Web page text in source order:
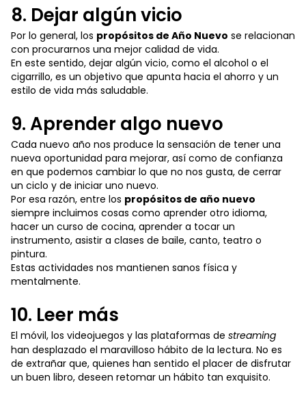
8. Dejar algún vicio
Por lo general, los propósitos de Año Nuevo se relacionan
con procurarnos una mejor calidad de vida.
En este sentido, dejar algún vicio, como el alcohol o el
cigarrillo, es un objetivo que apunta hacia el ahorro y un
estilo de vida más saludable.
9. Aprender algo nuevo
Cada nuevo año nos produce la sensación de tener una
nueva oportunidad para mejorar, así como de confianza
en que podemos cambiar lo que no nos gusta, de cerrar
un ciclo y de iniciar uno nuevo.
Por esa razón, entre los propósitos de año nuevo
siempre incluimos cosas como aprender otro idioma,
hacer un curso de cocina, aprender a tocar un
instrumento, asistir a clases de baile, canto, teatro o
pintura.
Estas actividades nos mantienen sanos física y
mentalmente.
10. Leer más
El móvil, los videojuegos y las plataformas de streaming
han desplazado el maravilloso hábito de la lectura. No es
de extrañar que, quienes han sentido el placer de disfrutar
un buen libro, deseen retomar un hábito tan exquisito.